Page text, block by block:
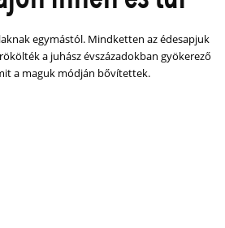
egymástól. Mindketten az édesapjuk
a juhász évszázadokban gyökerező
a maguk módján bővítettek.